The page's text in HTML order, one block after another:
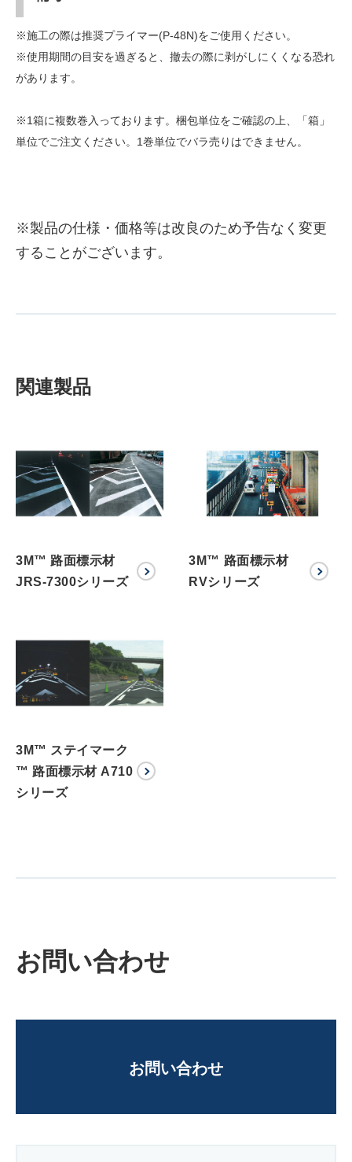
※施工の際は推奨プライマー(P-48N)をご使用ください。
※使用期間の目安を過ぎると、撤去の際に剥がしにくくなる恐れ
があります。
※1箱に複数巻入っております。梱包単位をご確認の上、「箱」
単位でご注文ください。1巻単位でバラ売りはできません。
※製品の仕様・価格等は改良のため予告なく変更
することがございます。
関連製品
3M™ 路面標示材
JRS-7300シリーズ
3M™ 路面標示材
RVシリーズ
3M™ ステイマーク
™ 路面標示材 A710
シリーズ
お問い合わせ
お問い合わせ